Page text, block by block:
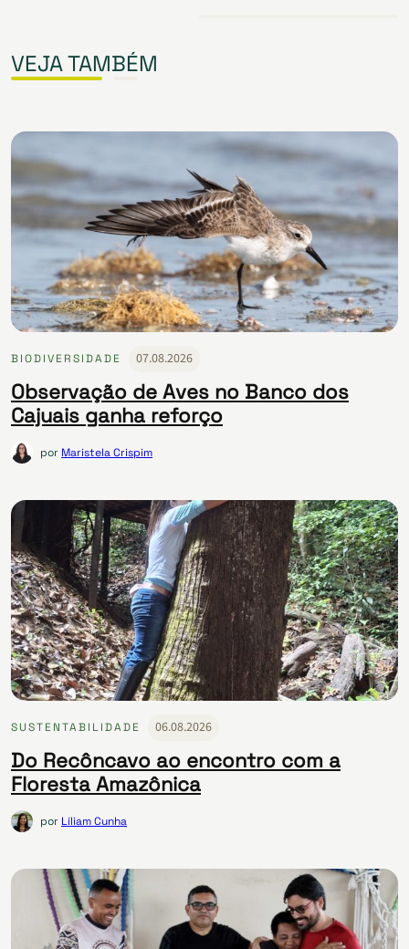
VEJA TAMBÉM
BIODIVERSIDADE 07.08.2026
Observação de Aves no Banco dos
Cajuais ganha reforço
por Maristela Crispim
SUSTENTABILIDADE 06.08.2026
Do Recôncavo ao encontro com a
Floresta Amazônica
por Líliam Cunha